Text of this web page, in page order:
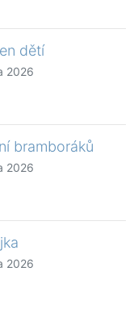
dětí
2026
bramboráků
2026
2026